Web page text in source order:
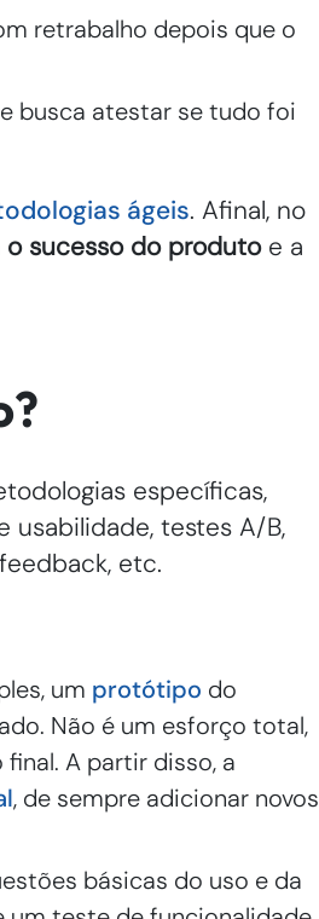
retrabalho depois que o
busca atestar se tudo foi
ágeis. Afinal, no
o sucesso do produto e a
específicas,
usabilidade, testes A/B,
etc.
um protótipo do
Não é um esforço total,
A partir disso, a
, de sempre adicionar novos
básicas do uso e da